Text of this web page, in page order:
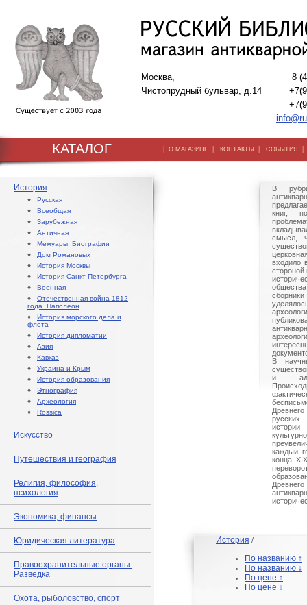
Москва,
Чистопрудный бульвар, д.14
8
КАТАЛОГ | О МАГАЗИНЕ | КОНТАКТЫ | СОБЫТИЯ
История
♦ Русская
♦ Всеобщая
♦ Зарубежная
♦ Античная
♦ Мемуары. Биографии
♦ Дом Романовых
♦ История Москвы
♦ История Санкт-Петербурга
♦ Военная
♦ Отечественная война 1812
года. Наполеон
♦ История морского дела и
флота
♦ История дипломатии
♦ Азия
♦ Кавказ
♦ Украина и Крым
♦ История образования
♦ Этнография
♦ Археология
♦ Rossica
Искусство
Путешествия и география
Религия, философия,
психология
Экономика, финансы
Юридическая литература
Правоохранительные органы.
Разведка
Охота, рыболовство, спорт
В
книг,
смысл,
входило
стороной
В
и
каждый
конца
История /
По названию ↑
По названию ↓
По цене ↑
По цене ↓